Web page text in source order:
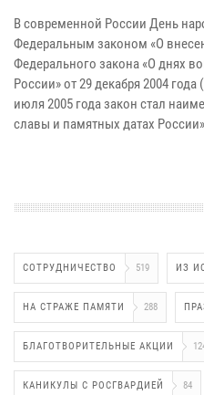
В современной России День
Федеральным законом «О
Федерального закона «О днях
России» от 29 декабря 2004
июля 2005 года закон стал
славы и памятных датах
СОТРУДНИЧЕСТВО 519 ИЗ
НА СТРАЖЕ ПАМЯТИ 288
БЛАГОТВОРИТЕЛЬНЫЕ АКЦИИ
КАНИКУЛЫ С РОСГВАРДИЕЙ 84